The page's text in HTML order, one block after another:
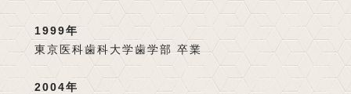
1999年
東京医科歯科大学歯学部 卒業
2004年